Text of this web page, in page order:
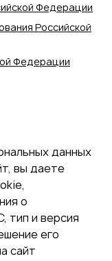
Федерации
Российской
Федерации
данных
вы даете
о
тип и версия
его
сайт